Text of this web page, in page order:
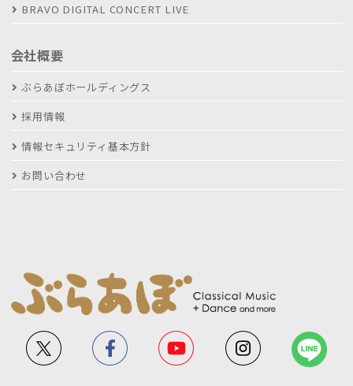
BRAVO DIGITAL CONCERT LIVE
会社概要
ぶらあぼホールディングス
採用情報
情報セキュリティ基本方針
お問い合わせ